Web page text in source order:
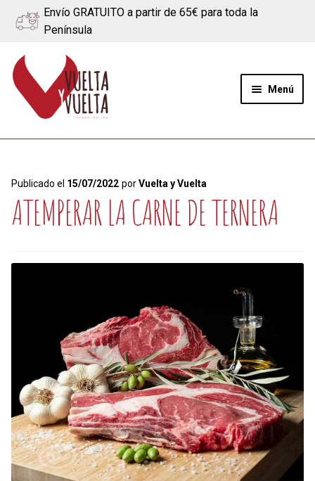
Envío GRATUITO a partir de 65€ para toda la
Península
Ir
a
navegación
Ir
al
contenido
Menú
Quiénes somos
Ternera
Cerdo
0 productos
Publicado el 15/07/2022 porVuelta y Vuelta
ATEMPERAR LA CARNE DE TERNERA